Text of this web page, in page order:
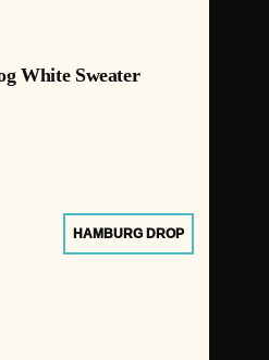
White Sweater
HAMBURG DROP